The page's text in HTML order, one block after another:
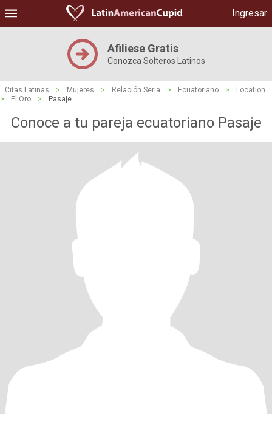
Ingresar
Afiliese Gratis
Conozca Solteros Latinos
Citas Latinas > Mujeres > Relación Seria > Ecuatoriano >
Location
>
El Oro > Pasaje
Conoce a tu pareja ecuatoriano Pasaje